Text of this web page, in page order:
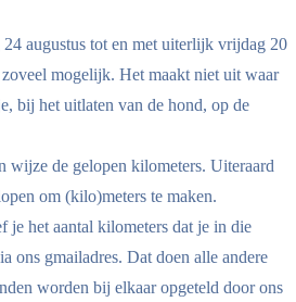
augustus tot en met uiterlijk vrijdag 20
mogelijk. Het maakt niet uit waar
bij het uitlaten van de hond, op de
wijze de gelopen kilometers. Uiteraard
om (kilo)meters te maken.
je het aantal kilometers dat je in die
ons gmailadres. Dat doen alle andere
worden bij elkaar opgeteld door ons